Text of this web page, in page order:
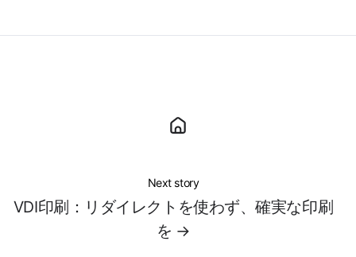
Next story
VDI印刷：リダイレクトを使わず、確実な印刷
を →